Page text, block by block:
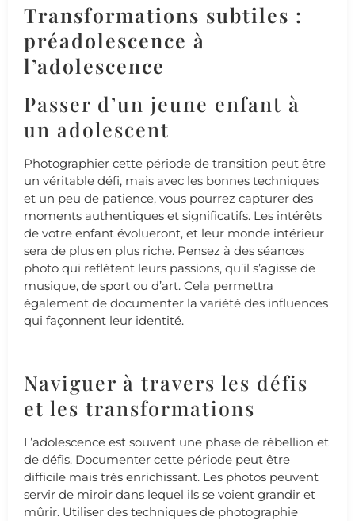
Transformations subtiles :
préadolescence à
l’adolescence
Passer d’un jeune enfant à
un adolescent
Photographier cette période de transition peut être
un véritable défi, mais avec les bonnes techniques
et un peu de patience, vous pourrez capturer des
moments authentiques et significatifs. Les intérêts
de votre enfant évolueront, et leur monde intérieur
sera de plus en plus riche. Pensez à des séances
photo qui reflètent leurs passions, qu’il s’agisse de
musique, de sport ou d’art. Cela permettra
également de documenter la variété des influences
qui façonnent leur identité.
Naviguer à travers les défis
et les transformations
L’adolescence est souvent une phase de rébellion et
de défis. Documenter cette période peut être
difficile mais très enrichissant. Les photos peuvent
servir de miroir dans lequel ils se voient grandir et
mûrir. Utiliser des techniques de photographie